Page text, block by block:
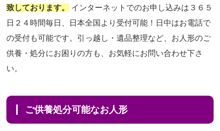
致しております。
インターネットでのお申し込みは３６５
日２４時間毎日、日本全国より受付可能！日中はお電話で
の受付も可能です。引っ越し・遺品整理など、お人形のご
供養・処分にお困りの方も、お気軽にお問い合わせ下さ
い。
ご供養処分可能なお人形